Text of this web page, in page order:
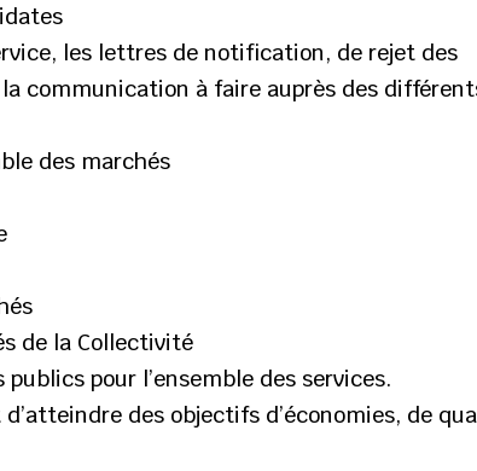
les lettres de notification, de rejet des
communication à faire auprès des
des marchés
de la Collectivité
pour l’ensemble des services.
des objectifs d’économies, de